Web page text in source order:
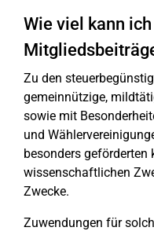
Wie viel kann
Zu den
gemeinnützige,
sowie mit
und
besonders geförderten
wissenschaftlichen
Zwecke.
Zuwendungen für